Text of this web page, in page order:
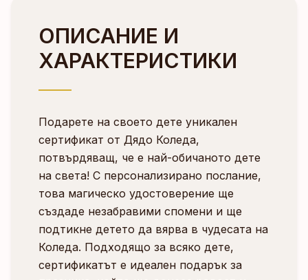
ОПИСАНИЕ И
ХАРАКТЕРИСТИКИ
Подарете на своето дете уникален
сертификат от Дядо Коледа,
потвърдяващ, че е най-обичаното дете
на света! С персонализирано послание,
това магическо удостоверение ще
създаде незабравими спомени и ще
подтикне детето да вярва в чудесата на
Коледа. Подходящо за всяко дете,
сертификатът е идеален подарък за